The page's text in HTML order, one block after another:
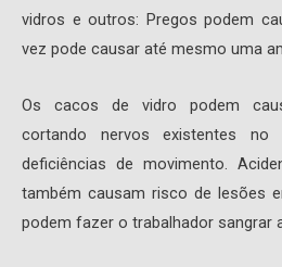
vidros e outros: Pregos podem
vez pode causar até mesmo uma
Os cacos de vidro podem
cortando nervos existentes
deficiências de movimento.
também causam risco de lesões
podem fazer o trabalhador sangrar